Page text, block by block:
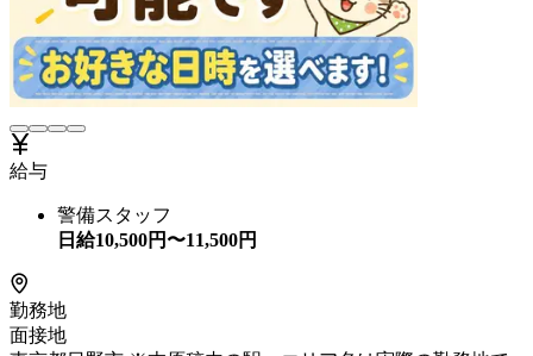
給与
警備スタッフ
日給10,500円〜11,500円
勤務地
面接地